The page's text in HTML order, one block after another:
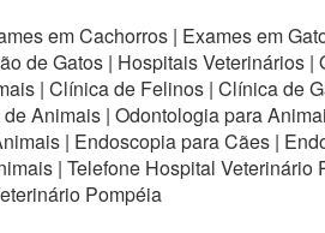
em Cachorros | Exames em
de Gatos | Hospitais Veterinários
| Clínica de Felinos | Clínica de
Animais | Odontologia para
| Endoscopia para Cães |
| Telefone Hospital
Pompéia